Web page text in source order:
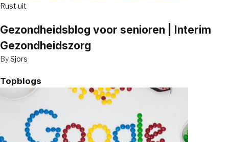
Rust uit
Gezondheidsblog voor senioren | Interim
Gezondheidszorg
BySjors
Topblogs